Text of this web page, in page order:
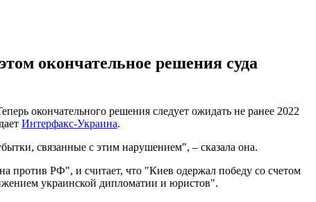
окончательное решения суда
окончательного решения следует ожидать не ранее 2022
Интерфакс-Украина.
связанные с этим нарушением", – сказала она.
против РФ", и считает, что "Киев одержал победу со счетом
украинской дипломатии и юристов".